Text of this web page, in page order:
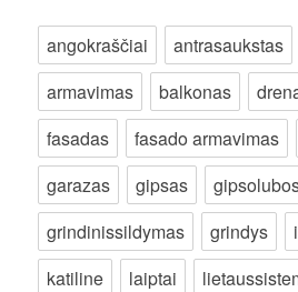
angokraščiai antrasaukstas
armavimas
balkonas
fasadas
fasado armavimas
garazas
gipsas
grindinissildymas
grindys
katiline
laiptai